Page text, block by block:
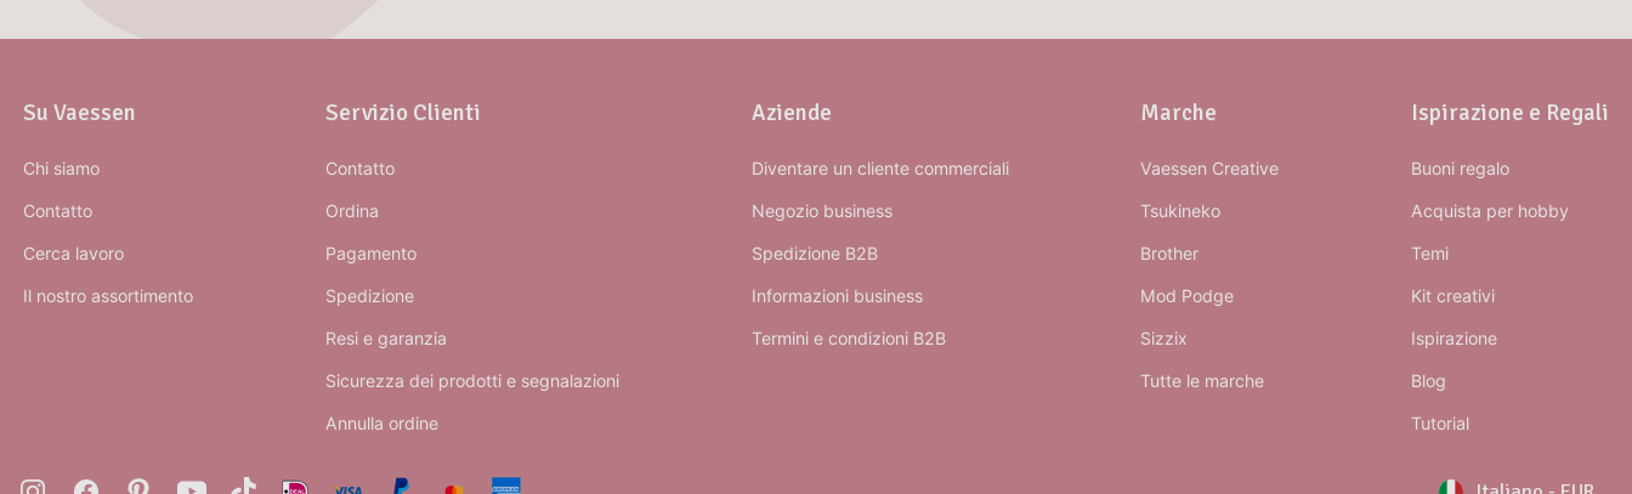
Su Vaessen
Chi siamo
Contatto
Cerca lavoro
Il nostro assortimento
Servizio Clienti
Contatto
Ordina
Pagamento
Spedizione
Resi e garanzia
Sicurezza dei prodotti e segnalazioni
Annulla ordine
Aziende
Diventare un cliente commerciali
Negozio business
Spedizione B2B
Informazioni business
Termini e condizioni B2B
Marche
Vaessen Creative
Tsukineko
Brother
Mod Podge
Sizzix
Tutte le marche
Ispirazione e Regali
Buoni regalo
Acquista per hobby
Temi
Kit creativi
Ispirazione
Blog
Tutorial